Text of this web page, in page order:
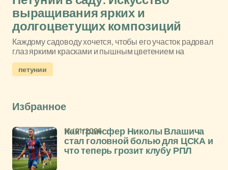
выращивания ярких и
долгоцветущих композиций
Каждому садоводу хочется, чтобы его участок радовал
глаз яркими красками и пышным цветением на
петунии
Избранное
Как трансфер Николы Влашича
стал головной болью для ЦСКА и
что теперь грозит клубу РПЛ
14/01/2026